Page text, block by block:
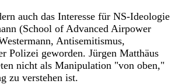
auch das Interesse für NS-Ideologie
(School of Advanced Airpower
Antisemitismus,
Polizei geworden. Jürgen Matthäus
nicht als Manipulation "von oben,"
zu verstehen ist.